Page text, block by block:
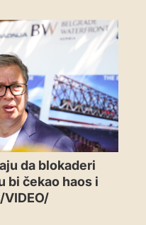
da blokaderi
bi čekao haos i